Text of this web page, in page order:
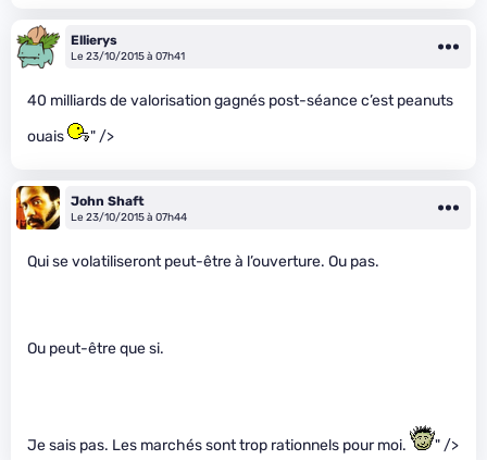
Ellierys
Le 23/10/2015 à 07h41
40 milliards de valorisation gagnés post-séance c’est peanuts
ouais
" />
John Shaft
Le 23/10/2015 à 07h44
Qui se volatiliseront peut-être à l’ouverture. Ou pas.
Ou peut-être que si.
Je sais pas. Les marchés sont trop rationnels pour moi. " />